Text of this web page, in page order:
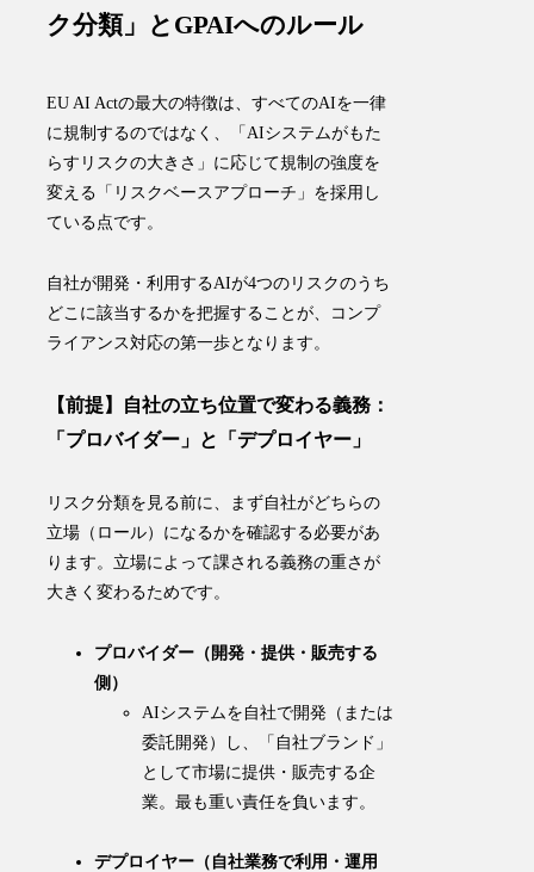
ク分類」とGPAIへのルール
EU AI Actの最大の特徴は、すべてのAIを一律
に規制するのではなく、「AIシステムがもた
らすリスクの大きさ」に応じて規制の強度を
変える「リスクベースアプローチ」を採用し
ている点です。
自社が開発・利用するAIが4つのリスクのうち
どこに該当するかを把握することが、コンプ
ライアンス対応の第一歩となります。
【前提】自社の立ち位置で変わる義務：
「プロバイダー」と「デプロイヤー」
リスク分類を見る前に、まず自社がどちらの
立場（ロール）になるかを確認する必要があ
ります。立場によって課される義務の重さが
大きく変わるためです。
プロバイダー（開発・提供・販売する
側）
AIシステムを自社で開発（または
委託開発）し、「自社ブランド」
として市場に提供・販売する企
業。最も重い責任を負います。
デプロイヤー（自社業務で利用・運用